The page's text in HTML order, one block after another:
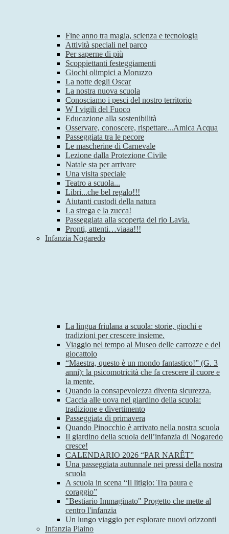
Fine anno tra magia, scienza e tecnologia
Attività speciali nel parco
Per saperne di più
Scoppiettanti festeggiamenti
Giochi olimpici a Moruzzo
La notte degli Oscar
La nostra nuova scuola
Conosciamo i pesci del nostro territorio
W I vigili del Fuoco
Educazione alla sostenibilità
Osservare, conoscere, rispettare...Amica Acqua
Passeggiata tra le pecore
Le mascherine di Carnevale
Lezione dalla Protezione Civile
Natale sta per arrivare
Una visita speciale
Teatro a scuola...
Libri...che bel regalo!!!
Aiutanti custodi della natura
La strega e la zucca!
Passeggiata alla scoperta del rio Lavia.
Pronti, attenti…viaaa!!!
Infanzia Nogaredo
La lingua friulana a scuola: storie, giochi e
tradizioni per crescere insieme.
Viaggio nel tempo al Museo delle carrozze e del
giocattolo
“Maestra, questo è un mondo fantastico!” (G. 3
anni): la psicomotricità che fa crescere il cuore e
la mente.
Quando la consapevolezza diventa sicurezza.
Caccia alle uova nel giardino della scuola:
tradizione e divertimento
Passeggiata di primavera
Quando Pinocchio è arrivato nella nostra scuola
Il giardino della scuola dell’infanzia di Nogaredo
cresce!
CALENDARIO 2026 “PAR NARÊT”
Una passeggiata autunnale nei pressi della nostra
scuola
A scuola in scena “Il litigio: Tra paura e
coraggio”
"Bestiario Immaginato" Progetto che mette al
centro l'infanzia
Un lungo viaggio per esplorare nuovi orizzonti
Infanzia Plaino